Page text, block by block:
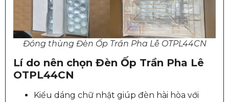
Đóng thùng Đèn Ốp Trần Pha Lê OTPL44CN
Lí do nên chọn Đèn Ốp Trần Pha Lê
OTPL44CN
Kiểu dáng chữ nhật giúp đèn hài hòa với